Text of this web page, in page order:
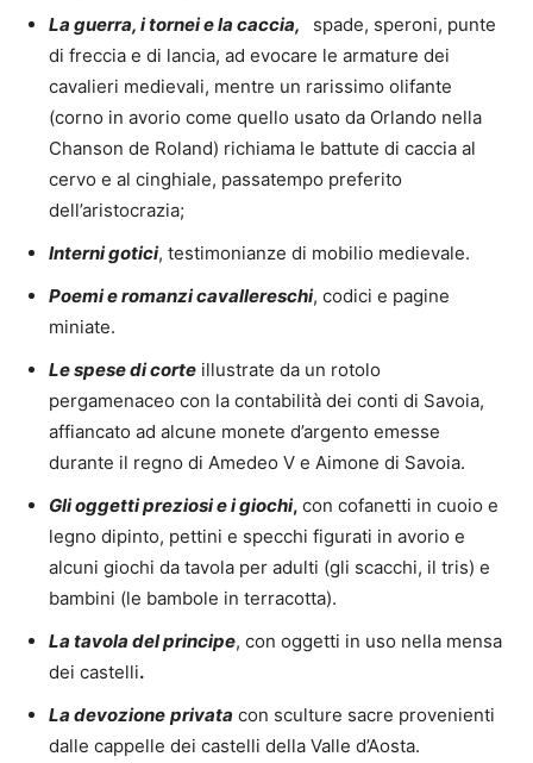
La guerra, i tornei e la caccia,
spade, speroni, punte
di freccia e di lancia, ad evocare le armature dei
cavalieri medievali, mentre un rarissimo olifante
(corno in avorio come quello usato da Orlando nella
Chanson de Roland) richiama le battute di caccia al
cervo e al cinghiale, passatempo preferito
dell’aristocrazia;
Interni gotici, testimonianze di mobilio medievale.
Poemi e romanzi cavallereschi, codici e pagine
miniate.
Le spese di corte illustrate da un rotolo
pergamenaceo con la contabilità dei conti di Savoia,
affiancato ad alcune monete d’argento emesse
durante il regno di Amedeo V e Aimone di Savoia.
Gli oggetti preziosi e i giochi, con cofanetti in cuoio e
legno dipinto, pettini e specchi figurati in avorio e
alcuni giochi da tavola per adulti (gli scacchi, il tris) e
bambini (le bambole in terracotta).
La tavola del principe, con oggetti in uso nella mensa
dei castelli.
La devozione privata con sculture sacre provenienti
dalle cappelle dei castelli della Valle d’Aosta.